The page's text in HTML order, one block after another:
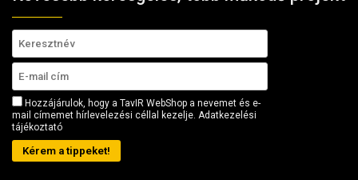
Hozzájárulok, hogy a TavIR WebShop a nevemet és e-
mail címemet hírlevelezési céllal kezelje. Adatkezelési
tájékoztató
Kérem a tippeket!